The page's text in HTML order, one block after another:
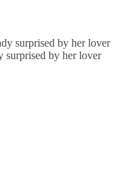
surprised by her lover